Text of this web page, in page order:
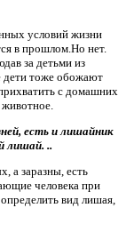
условий жизни
в прошлом.Но нет.
за детьми из
дети тоже обожают
с домашних
есть и лишайник
лишай. ..
а заразны, есть
человека при
вид лишая,